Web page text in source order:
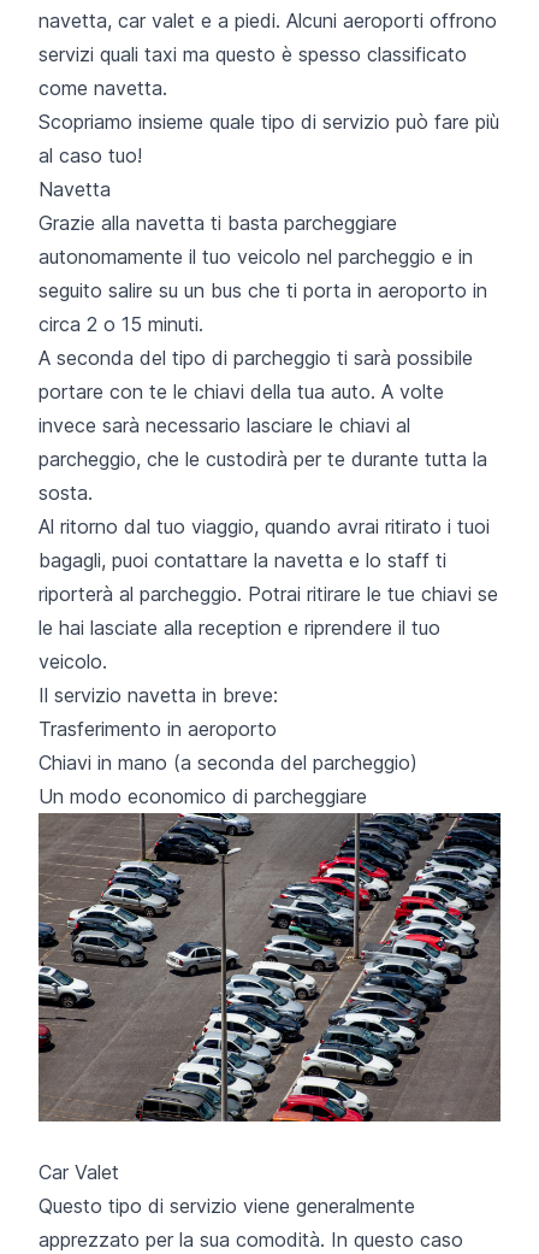
navetta, car valet e a piedi. Alcuni aeroporti offrono
servizi quali taxi ma questo è spesso classificato
come navetta.
Scopriamo insieme quale tipo di servizio può fare più
al caso tuo!
Navetta
Grazie alla navetta ti basta parcheggiare
autonomamente il tuo veicolo nel parcheggio e in
seguito salire su un bus che ti porta in aeroporto in
circa 2 o 15 minuti.
A seconda del tipo di parcheggio ti sarà possibile
portare con te le chiavi della tua auto. A volte
invece sarà necessario lasciare le chiavi al
parcheggio, che le custodirà per te durante tutta la
sosta.
Al ritorno dal tuo viaggio, quando avrai ritirato i tuoi
bagagli, puoi contattare la navetta e lo staff ti
riporterà al parcheggio. Potrai ritirare le tue chiavi se
le hai lasciate alla reception e riprendere il tuo
veicolo.
Il servizio navetta in breve:
Trasferimento in aeroporto
Chiavi in mano (a seconda del parcheggio)
Un modo economico di parcheggiare
Car Valet
Questo tipo di servizio viene generalmente
apprezzato per la sua comodità. In questo caso